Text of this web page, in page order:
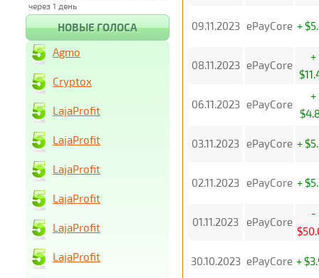
через 1 день
09.11.2023 ePayCore +
08.11.2023 ePayCore
+
06.11.2023 ePayCore
+
03.11.2023 ePayCore +
02.11.2023 ePayCore +
01.11.2023 ePayCore
-
30.10.2023 ePayCore +
НОВЫЕ ГОЛОСА
Agmo
Cryptox
LajaProfit
LajaProfit
LajaProfit
LajaProfit
LajaProfit
LajaProfit